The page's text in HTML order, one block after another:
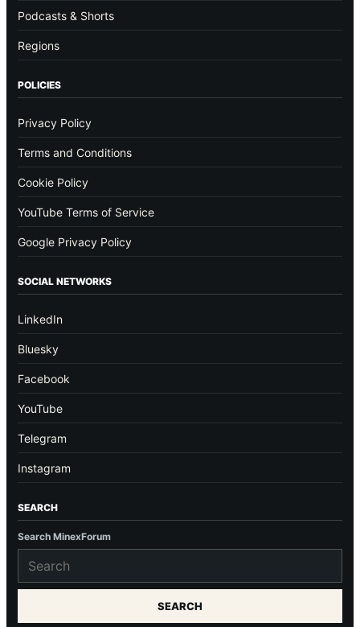
Podcasts & Shorts
Regions
POLICIES
Privacy Policy
Terms and Conditions
Cookie Policy
YouTube Terms of Service
Google Privacy Policy
SOCIAL NETWORKS
LinkedIn
Bluesky
Facebook
YouTube
Telegram
Instagram
SEARCH
Search MinexForum
SEARCH